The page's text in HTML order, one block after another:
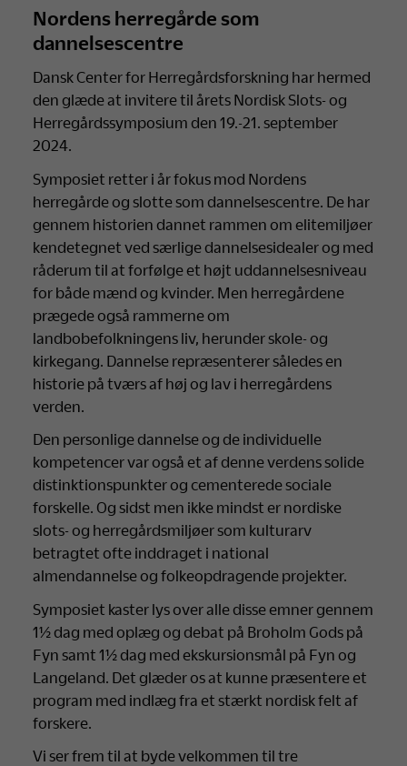
Nordens herregårde som
dannelsescentre
Dansk Center for Herregårdsforskning har hermed
den glæde at invitere til årets Nordisk Slots- og
Herregårdssymposium den 19.-21. september
2024.
Symposiet retter i år fokus mod Nordens
herregårde og slotte som dannelsescentre. De har
gennem historien dannet rammen om elitemiljøer
kendetegnet ved særlige dannelsesidealer og med
råderum til at forfølge et højt uddannelsesniveau
for både mænd og kvinder. Men herregårdene
prægede også rammerne om
landbobefolkningens liv, herunder skole- og
kirkegang. Dannelse repræsenterer således en
historie på tværs af høj og lav i herregårdens
verden.
Den personlige dannelse og de individuelle
kompetencer var også et af denne verdens solide
distinktionspunkter og cementerede sociale
forskelle. Og sidst men ikke mindst er nordiske
slots- og herregårdsmiljøer som kulturarv
betragtet ofte inddraget i national
almendannelse og folkeopdragende projekter.
Symposiet kaster lys over alle disse emner gennem
1½ dag med oplæg og debat på Broholm Gods på
Fyn samt 1½ dag med ekskursionsmål på Fyn og
Langeland. Det glæder os at kunne præsentere et
program med indlæg fra et stærkt nordisk felt af
forskere.
Vi ser frem til at byde velkommen til tre